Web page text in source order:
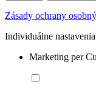
Zásady ochrany
Individuálne
Marketing per